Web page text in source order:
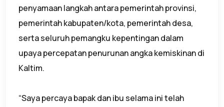
penyamaan langkah antara pemerintah provinsi,
pemerintah kabupaten/kota, pemerintah desa,
serta seluruh pemangku kepentingan dalam
upaya percepatan penurunan angka kemiskinan di
Kaltim.
“Saya percaya bapak dan ibu selama ini telah